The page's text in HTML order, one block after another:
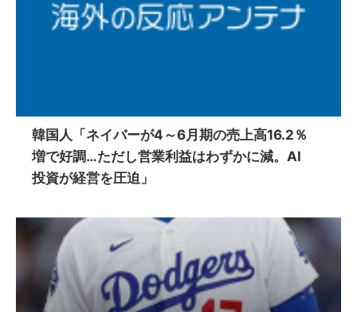
韓国人「ネイバーが4～6月期の売上高16.2％
増で好調…ただし営業利益はわずかに減。AI
投資が経営を圧迫」